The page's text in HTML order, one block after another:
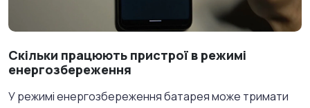
Скільки працюють пристрої в режимі
енергозбереження
У режимі енергозбереження батарея може тримати